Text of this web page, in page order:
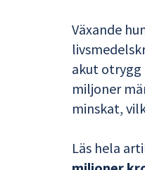
Växande
akut otrygg
miljoner
minskat,
Läs hela